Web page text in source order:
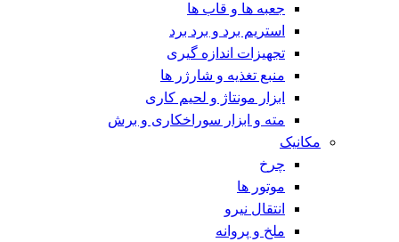
جعبه ها و قاب ها
استریم برد و برد برد
تجهیزات اندازه گیری
منبع تغذیه و شارژر ها
ابزار مونتاژ و لحیم کاری
مته و ابزار سوراخکاری و برش
مکانیک
چرخ
موتور ها
انتقال نیرو
ملخ و پروانه